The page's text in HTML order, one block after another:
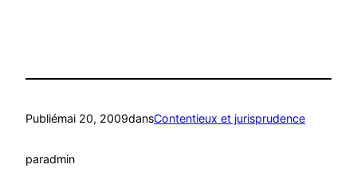
Publiémai 20, 2009dansContentieux et jurisprudence
paradmin